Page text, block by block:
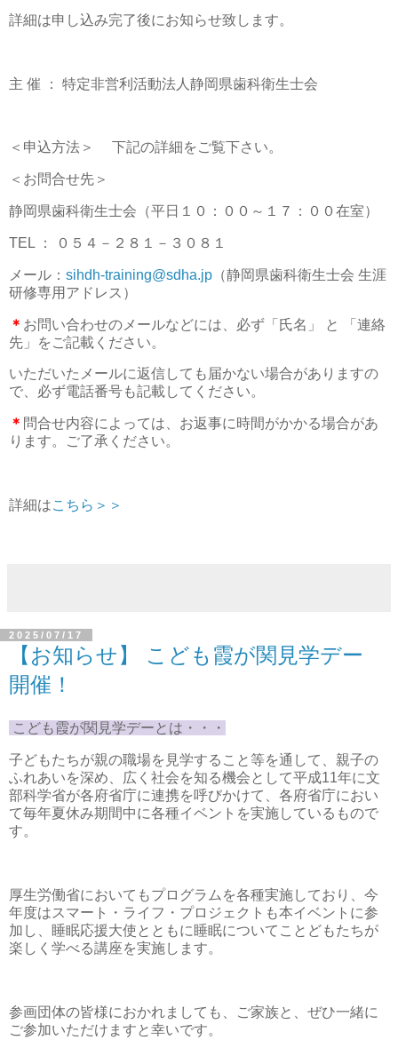
詳細は申し込み完了後にお知らせ致します。
主 催 ： 特定非営利活動法人静岡県歯科衛生士会
＜申込方法＞ 下記の詳細をご覧下さい。
＜お問合せ先＞
静岡県歯科衛生士会（平日１０：００～１７：００在室）
TEL ： ０５４－２８１－３０８１
メール： sihdh-training@sdha.jp （静岡県歯科衛生士会 生涯
研修専用アドレス）
＊ お問い合わせのメールなどには、必ず「氏名」 と 「連絡
先」をご記載ください。
いただいたメールに返信しても届かない場合がありますの
で、必ず電話番号も記載してください。
＊ 問合せ内容によっては、お返事に時間がかかる場合があ
ります。ご了承ください。
詳細はこちら＞＞
2025/07/17
【お知らせ】 こども霞が関見学デー
開催！
こども霞が関見学デーとは・・・
子どもたちが親の職場を見学すること等を通して、親子の
ふれあいを深め、広く社会を知る機会として平成11年に文
部科学省が各府省庁に連携を呼びかけて、各府省庁におい
て毎年夏休み期間中に各種イベントを実施しているもので
す。
厚生労働省においてもプログラムを各種実施しており、今
年度はスマート・ライフ・プロジェクトも本イベントに参
加し、睡眠応援大使とともに睡眠についてことどもたちが
楽しく学べる講座を実施します。
参画団体の皆様におかれましても、ご家族と、ぜひ一緒に
ご参加いただけますと幸いです。